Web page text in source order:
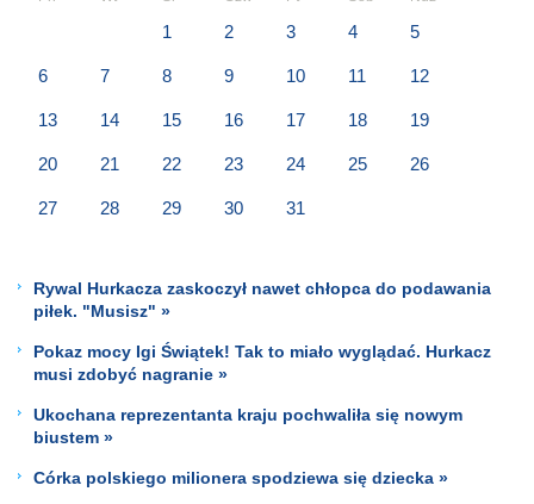
1 2 3 4 5
6 7 8 9 10 11 12
13 14 15 16 17 18 19
20 21 22 23 24 25 26
27 28 29 30 31
Rywal Hurkacza zaskoczył nawet chłopca do podawania
piłek. "Musisz" »
Pokaz mocy Igi Świątek! Tak to miało wyglądać. Hurkacz
musi zdobyć nagranie »
Ukochana reprezentanta kraju pochwaliła się nowym
biustem »
Córka polskiego milionera spodziewa się dziecka »